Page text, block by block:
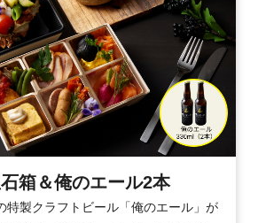
箱＆俺のエール2本
特製クラフトビール「俺のエール」が